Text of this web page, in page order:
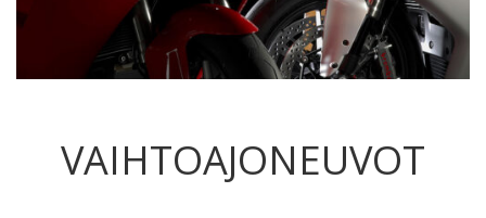
VAIHTOAJONEUVOT